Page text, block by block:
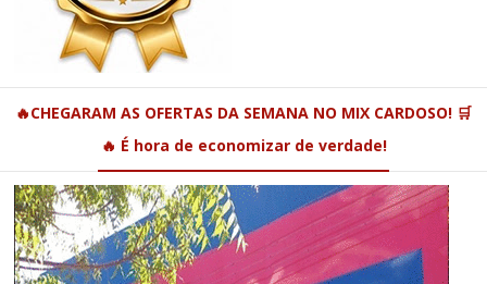
🔥CHEGARAM AS OFERTAS DA SEMANA NO MIX CARDOSO! 🛒
🔥 É hora de economizar de verdade!